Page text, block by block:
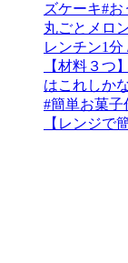
ズケーキ#
丸ごとメロ
レンチン1
【材料３つ
はこれしか
#簡単お菓子
【レンジで